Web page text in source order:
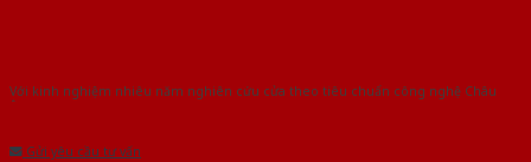
Với kinh nghiệm nhiêu năm nghiên cứu cửa theo tiêu chuẩn công nghệ Châu
Gửi yêu cầu tư vấn